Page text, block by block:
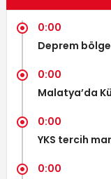
0:00
Deprem
0:00
Malatya’da
0:00
YKS tercih
0:00